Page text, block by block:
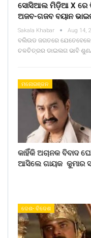
ସୋସିଆଲ ମିଡ଼ିଆ X ରେ
ଅଜବ-ଗଜବ ବୟାନ
Sakala Khabar Aug 14,
ବଲିଉଡ ଜଗତରେ ଯେତେବେଳେ
ଚଳଚିତ୍ରର ଡାଇଲଗ ଭାବି
ମନୋରଞ୍ଜନ
କାହିଁକି ଅଚାନକ ବିବାଦ
ଆସିଲେ ଗାୟକ କୁମାର
ଦେଶ- ବିଦେଶ